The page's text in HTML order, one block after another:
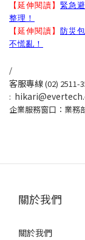
【延伸閱讀】 緊急
整理！
【延伸閱讀】 防災
不慌亂！
/
客服專線(02) 2511-
:
企業服務窗口：業
關於我們
關於我們